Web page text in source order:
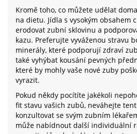
Kromě toho, co můžete udělat
na dietu. Jídla s vysokým obsahem
erodovat zubní sklovinu a
kazu. Preferujte vyváženou stravu
minerály, které podporují zdraví
také vyhýbat kousání pevných
které by mohly vaše nové zuby
vyrazit.
Pokud někdy pocítíte jakékoli
fit stavu vašich zubů, neváhejte
konzultovat se svým zubním
může nabídnout další individuální